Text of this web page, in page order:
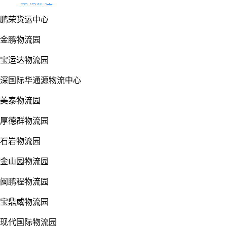
零担物流
整车货运
鹏荣货运中心
金鹏物流园
宝运达物流园
深国际华通源物流中心
美泰物流园
厚德群物流园
石岩物流园
金山园物流园
闽鹏程物流园
宝鼎威物流园
现代国际物流园